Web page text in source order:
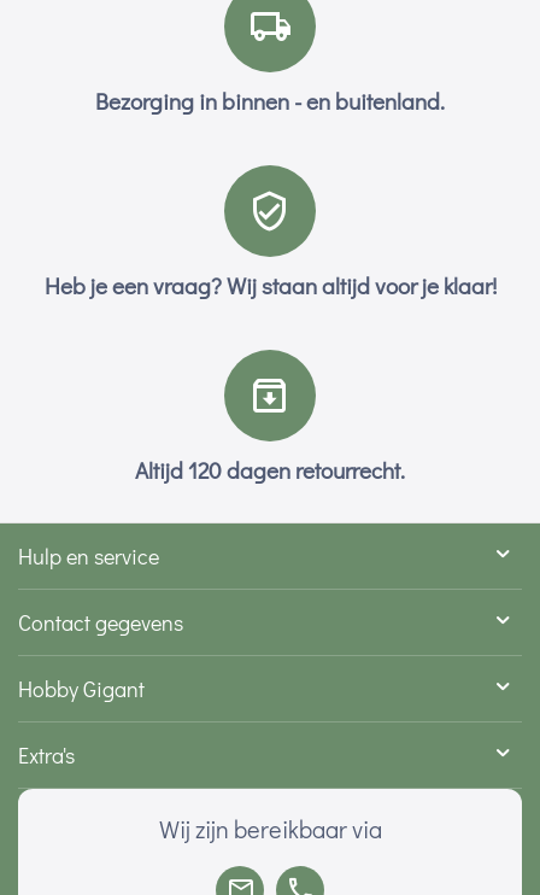
Bezorging in binnen - en buitenland.
Heb je een vraag? Wij staan altijd voor je klaar!
Altijd 120 dagen retourrecht.
Hulp en service
Contact gegevens
Hobby Gigant
Extra's
Wij zijn bereikbaar via